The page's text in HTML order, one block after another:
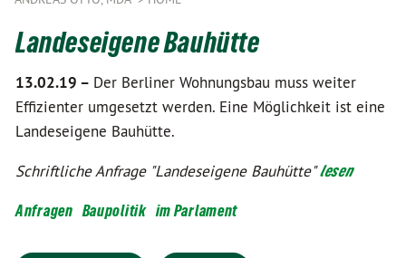
Landeseigene Bauhütte
13.02.19 – Der Berliner Wohnungsbau muss weiter
Effizienter umgesetzt werden. Eine Möglichkeit ist eine
Landeseigene Bauhütte.
Schriftliche Anfrage "Landeseigene Bauhütte"lesen
Anfragen Baupolitik im Parlament